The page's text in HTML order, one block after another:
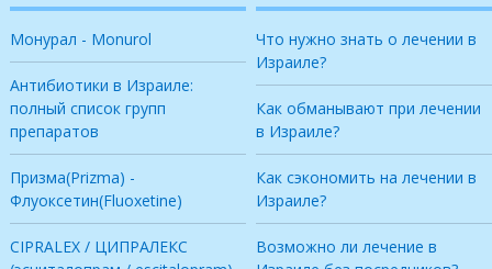
Монурал - Monurol
Антибиотики в Израиле:
полный список групп
препаратов
Призма(Prizma) -
Флуоксетин(Fluoxetine)
CIPRALEX / ЦИПРАЛЕКС
Что нужно знать о лечении в
Израиле?
Как обманывают при лечении
в Израиле?
Как сэкономить на лечении в
Израиле?
Возможно ли лечение в